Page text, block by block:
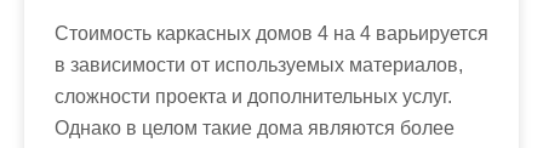
Стоимость каркасных домов 4 на 4 варьируется
в зависимости от используемых материалов,
сложности проекта и дополнительных услуг.
Однако в целом такие дома являются более